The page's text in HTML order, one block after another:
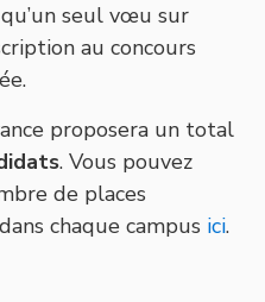
seul vœu sur
au concours
proposera un total
. Vous pouvez
de places
chaque campus ici.